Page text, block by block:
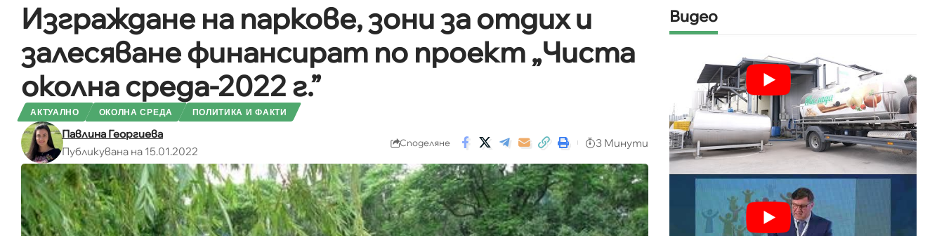
Изграждане на паркове, зони за отдих и
залесяване финансират по проект „Чиста
околна среда-2022 г.”
АКТУАЛНО ОКОЛНА СРЕДА ПОЛИТИКА И ФАКТИ
Павлина Георгиева
Публикувана на 15.01.2022
Споделяне 3 Минути
Видео